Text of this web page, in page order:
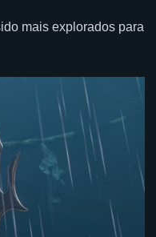
mais explorados para